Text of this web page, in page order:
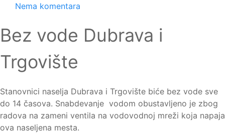
Nema komentara
Bez vode Dubrava i
Trgovište
Stanovnici naselja Dubrava i Trgovište biće bez vode sve
do 14 časova. Snabdevanje vodom obustavljeno je zbog
radova na zameni ventila na vodovodnoj mreži koja napaja
ova naseljena mesta.